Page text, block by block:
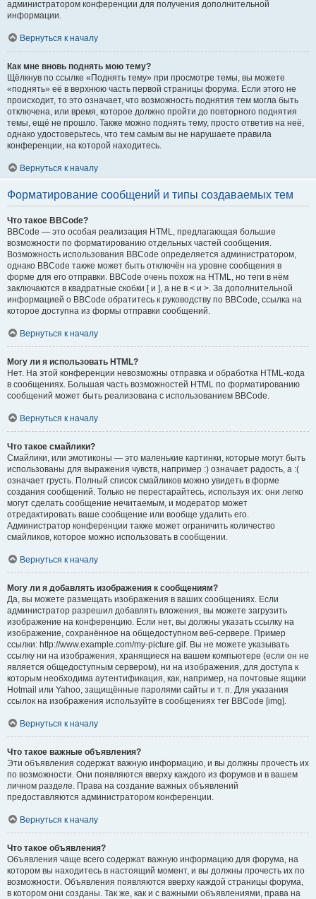
администратором конференции для получения дополнительной
информации.
Вернуться к началу
Как мне вновь поднять мою тему?
Щёлкнув по ссылке «Поднять тему» при просмотре темы, вы можете
«поднять» её в верхнюю часть первой страницы форума. Если этого не
происходит, то это означает, что возможность поднятия тем могла быть
отключена, или время, которое должно пройти до повторного поднятия
темы, ещё не прошло. Также можно поднять тему, просто ответив на неё,
однако удостоверьтесь, что тем самым вы не нарушаете правила
конференции, на которой находитесь.
Вернуться к началу
Форматирование сообщений и типы создаваемых тем
Что такое BBCode?
BBCode — это особая реализация HTML, предлагающая большие
возможности по форматированию отдельных частей сообщения.
Возможность использования BBCode определяется администратором,
однако BBCode также может быть отключён на уровне сообщения в
форме для его отправки. BBCode очень похож на HTML, но теги в нём
заключаются в квадратные скобки [ и ], а не в < и >. За дополнительной
информацией о BBCode обратитесь к руководству по BBCode, ссылка на
которое доступна из формы отправки сообщений.
Вернуться к началу
Могу ли я использовать HTML?
Нет. На этой конференции невозможны отправка и обработка HTML-кода
в сообщениях. Большая часть возможностей HTML по форматированию
сообщений может быть реализована с использованием BBCode.
Вернуться к началу
Что такое смайлики?
Смайлики, или эмотиконы — это маленькие картинки, которые могут быть
использованы для выражения чувств, например :) означает радость, а :(
означает грусть. Полный список смайликов можно увидеть в форме
создания сообщений. Только не перестарайтесь, используя их: они легко
могут сделать сообщение нечитаемым, и модератор может
отредактировать ваше сообщение или вообще удалить его.
Администратор конференции также может ограничить количество
смайликов, которое можно использовать в сообщении.
Вернуться к началу
Могу ли я добавлять изображения к сообщениям?
Да, вы можете размещать изображения в ваших сообщениях. Если
администратор разрешил добавлять вложения, вы можете загрузить
изображение на конференцию. Если нет, вы должны указать ссылку на
изображение, сохранённое на общедоступном веб-сервере. Пример
ссылки: http://www.example.com/my-picture.gif. Вы не можете указывать
ссылку ни на изображения, хранящиеся на вашем компьютере (если он не
является общедоступным сервером), ни на изображения, для доступа к
которым необходима аутентификация, как, например, на почтовые ящики
Hotmail или Yahoo, защищённые паролями сайты и т. п. Для указания
ссылок на изображения используйте в сообщениях тег BBCode [img].
Вернуться к началу
Что такое важные объявления?
Эти объявления содержат важную информацию, и вы должны прочесть их
по возможности. Они появляются вверху каждого из форумов и в вашем
личном разделе. Права на создание важных объявлений
предоставляются администратором конференции.
Вернуться к началу
Что такое объявления?
Объявления чаще всего содержат важную информацию для форума, на
котором вы находитесь в настоящий момент, и вы должны прочесть их по
возможности. Объявления появляются вверху каждой страницы форума,
в котором они созданы. Так же, как и с важными объявлениями, права на